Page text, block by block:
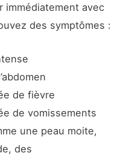
immédiatement avec
des symptômes :
de fièvre
de vomissements
une peau moite,
des